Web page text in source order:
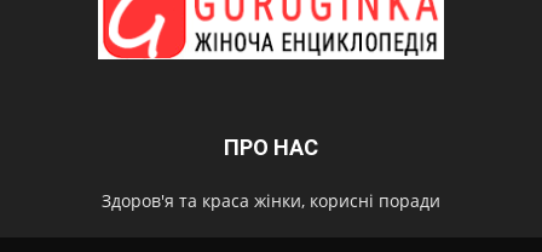
ПРО НАС
Здоров'я та краса жінки, корисні поради